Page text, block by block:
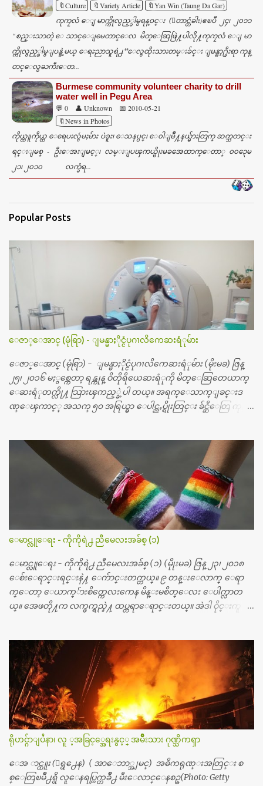
🔖Culture
🔖Variety Article
🔖Yan Win (Taung Da Gar)
ကုကၠလံ ေျမာက္ကိုလွည့္ခါမွရန္ဝင္း (ေတာင္တံခါး)ဧၿပီ ၂၄၊ ၂၀၁၁
“စည္းသာတဲ့ ေသာင္ေျမေတာင္ေလ မိတ္ေဆြဖြဲ႔ပါလို႔ကုကၠလံ ေျမာ
က္ကိုလွည့္ခါမွျပန္ခဲ့မယ္ ေရႊညာသူရဲ႕”ေလွထိုးသားတမ္းခ်င္း ျမန္မာ့႐ိုးရာ ကုန္
တင္ေလွႀကီးေတ...
Burmese community volunteer charity to drill
water well in Pegu Area
💬 0 👤 Unknown
📅 2010-05-21
🔖News in Photos
ကိုယ္ထူကိုယ္ထ ေရေပးလွဴမႈမ်ား ပဲခူး၊ ေသနပ္ပင္၊ ေ၀ါျမိဳ႔နယ္မ်ားတြက္ ဆက္သတင္း
ရင္းျမစ္ - ဦးေအးျမင့္၊ လမ္းျပၾကယ္မိုးမခအေထာက္ေတာ္ ၀၀၃ေမ
၂၁၊ ၂၀၁၀ လက္ခံရ...
Popular Posts
ေဇာ္ေအာင္ (မုံရြာ) - ျမန္မာႏိုင္ငံပုဂၢလိကေဆးရံုမ်ား
ေဇာ္ေအာင္ (မုံရြာ) - ျမန္မာႏိုင္ငံပုဂၢလိကေဆးရံုမ်ား (မိုးမခ) ဇြန္
၂၅၊ ၂၀၁၆ မႏွစ္ကေတာ့ ရန္ကုန္ ဝိတိုရိယေဆးရံုကို မိတ္ေဆြတေယာက္
ေဆးရံုတက္လို႔ သြားၾကည့္ခဲ့ပါ တယ္။ အရက္ေသာက္ျခင္းဒ
ဏ္ေၾကာင့္ အသက္ ၅၀ အရြယ္မွာ ေပါင္ညႇပ္ရိုးတြင္း ခ်င္ဆီေတြ ကုန္ခ
စၿပီး၊ အာရွေတာ္ဝင္ခြဲစိတ္ခန္းကို ငွားရမ္းခြဲစိတ္ အရိုးအစားထိုးကုပါတ
ယ္။ ေဆးစစ္၊ေဆးဝယ္၊ ခြဲစိတ္ကု၊ အရိုးအစားထိုးပစၥည္း စတဲ့စရိ
တ္ေတြနဲ႔ေဆးရံုမွာ ၂ ပတ္ေနထိုင္စရိတ္ သိန္း ၇၀ ေလာက္ ကုန္သြား
ပါတယ္။ သူငယ္ခ်င္းျဖစ္သူကို လာေတြ႔ရင္း ဟိုတယ္လို သန္႔ရွင္းသ
ပ္ရပ္တဲ့ ဝိတိုရိယေဆးရံုမွာ စီတီစကင္ နဲ႔ အမ္အာအိုင္1 စက္ခန္းကိုေ
တြ႔လို႔ေမးၾကည့္ေတာ့ တခါစမ္းရင္ က်ပ္တသိန္းေက်ာ္ က်သင့္
တယ္သိရပါတယ္။ တခါတေလ ကိုယ္လက္ေျခ၊ ဦးေႏွာက္ေတြ အေသး
စိတ္ၾကည့္လိုရင္ ဒီစက္ၾကီးေတြနဲ႔ စမ္းသပ္ရပါတယ္။ ခႏၱာကိုယ္အစိတ္ပို
င္း ကလီစာေတြကိုၾကည့္ရႈတဲ့ အာလထရာေဆာင္း2 စက္ေတြ
ကေတာ့ ေစ်းသိပ္မႀကီးလို႔ ျမန္မာျပည္ေဆးရံုတိုင္းရွိပါတယ္။
တစ္ခါစမ္းရင္ က်ပ္တစ္ေသာင္းေလာက္ က်သင့္ပါတယ္။ စာေရးသူ လြ
န္ခဲ့တဲ့ (၂)...
ေမာင္လူေရး - ကိုကိုရဲ႕ ညီမေလးအခ်စ္ (၁)
ေမာင္လူေရး - ကိုကိုရဲ႕ ညီမေလးအခ်စ္ (၁) (မိုုးမခ) ဇြန္ ၂၃၊ ၂၀၁၈
ေစ်းေရာင္းရင္းနဲ႔ ေက်ာင္းတက္တယ္။ ၉ တန္းေလာက္ ေရာ
က္ေတာ့ ေယာက္်ားစိတ္ကေလးကေန မိန္းမစိတ္ေလး ေပါက္လာတ
ယ္။ အေဖတို႔က လက္ဖက္ရည္နဲ႔ ထပ္တရာေရာင္းတယ္။ အဲဒါ ဝိုင္းကူ
တယ္။ ပန္းပန္တယ္။ မိန္းကေလး အဝတ္အစားေတြကိုလည္း ခုိးဝတ္တ
ယ္။ မိန္းမစိတ္ရွိေတာ့ ရွိေပမယ့္ ကိုယ့္ကိုယ္ကို မိန္းမစိတ္ေပါက္မွန္း
သိတာက ၉ တန္း၊ ၁၀ တန္းေလာက္ကမွ။ ညီအစ္ကို ေမာင္နွမ အားလံုး ၆
ေယာက္ရွိတယ္။ အစ္ကို ၃ ေယာက္၊ အစ္မ ႏွစ္ေယာက္။ အစ္ကိုေတြက
လည္း သူ႔ အေပါင္းအသင္းနဲ႔ သူဆိုေတာ့ အမေတြနဲ႔ဘဲ ေပါ
င္းတယ္။ ျပီးေတာ့ အေဖကလည္း ေယာက္်ားဆုိ ေယာ
က္်ားေလးလုိဘဲ ေနေစခ်င္တယ္။ အေဖ့ကို ေၾကာက္လည္း ေၾကာ
က္ရတယ္။ ေယာက္်ားဘဝဆုိတာ ျမင့္ျမတ္တယ္ေပါ့။ ေယာ
က္်ားေလး စိတ္လည္း ရွိေအာင္ ဘာသာေရးလည္း လုိက္စားေအာင္
တန္ခူးလဆုိ တစ္လလံုး ကိုရင္ ဝတ္ခုိင္းတယ္။ ေက်ာင္းမွာဆုိရင္ ေ
ရိုဟင္ဂ်ာျပႆနာ၊ လူ ့အခြင့္အေရးနွင့္ အမ်ိဳးသား ဂုဏ္သိကၡာ
ေအ ာင္ထူး (ေရွ႕ေန) ( အာေဘာ္အျမင္) အဓိကရုဏ္းအတြင္း စ
စ္ေတြၿမိဳ႕ရွိ လူေနရပ္ကြက္တခ်ိဳ႕ မီးေလာင္ေနစဥ္(Photo: Getty